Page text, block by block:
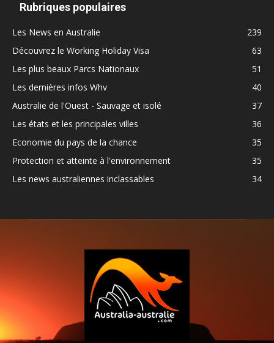
Rubriques populaires
Les News en Australie
239
Découvrez le Working Holiday Visa
63
Les plus beaux Parcs Nationaux
51
Les dernières infos Whv
40
Australie de l'Ouest - Sauvage et isolé
37
Les états et les principales villes
36
Economie du pays de la chance
35
Protection et atteinte à l'environnement
35
Les news australiennes inclassables
34